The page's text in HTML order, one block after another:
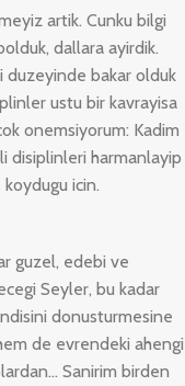
artik. Cunku bilgi
dallara ayirdik.
duzeyinde bakar olduk
ustu bir kavrayisa
onemsiyorum: Kadim
disiplinleri harmanlayip
koydugu icin.
guzel, edebi ve
Seyler, bu kadar
donusturmesine
de evrendeki ahengi
Sanirim birden